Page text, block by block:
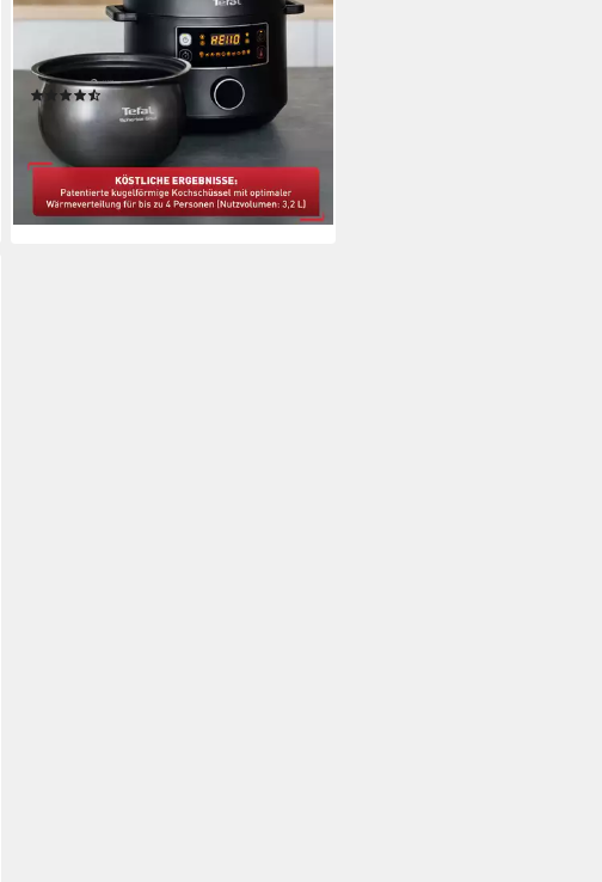
Reislöffel und Kelle
5 l Kapazität
(170)
109,00 € UVP199,99 €
nur diesen Monat
9,96 €mtl. in 12 Raten
-45%
lieferbar - in 1-2 Werktagen bei dir